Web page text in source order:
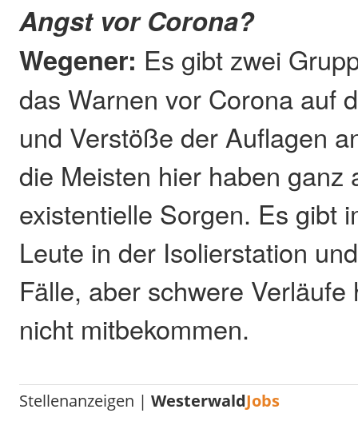
Angst vor Corona?
Wegener: Es gibt zwei
das Warnen vor Corona auf
und Verstöße der Auflagen
die Meisten hier haben ganz
existentielle Sorgen. Es gibt
Leute in der Isolierstation
Fälle, aber schwere
nicht mitbekommen.
Stellenanzeigen |WesterwaldJobs